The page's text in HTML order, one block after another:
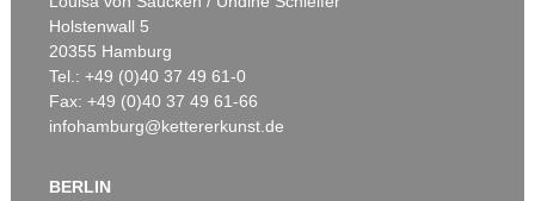
Holstenwall 5
20355 Hamburg
Tel.: +49 (0)40 37 49 61-0
Fax: +49 (0)40 37 49 61-66
infohamburg@kettererkunst.de
BERLIN